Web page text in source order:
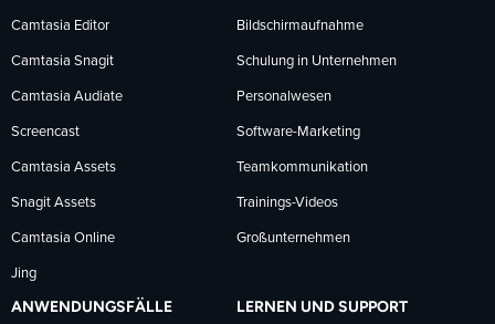
Facebook
folgen
LinkedIn
folgen
YouTube
folgen
Camtasia Editor
Camtasia Snagit
Camtasia Audiate
Screencast
Camtasia Assets
Snagit Assets
Camtasia Online
Jing
Bildschirmaufnahme
Schulung in Unternehmen
Personalwesen
Software-Marketing
Teamkommunikation
Trainings-Videos
Großunternehmen
ANWENDUNGSFÄLLE LERNEN UND SUPPORT